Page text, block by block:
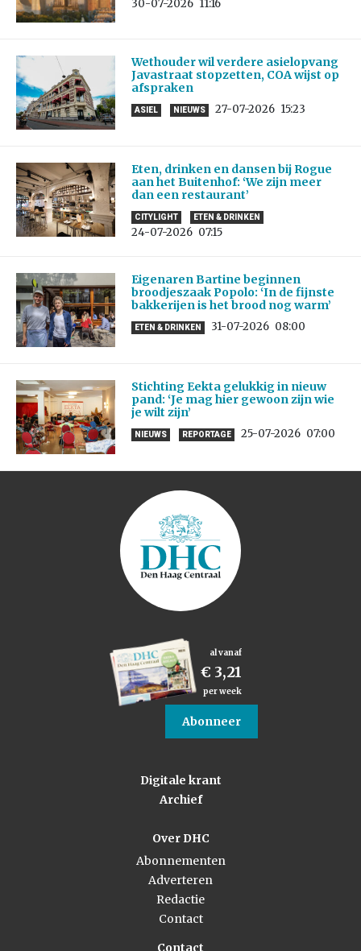
30-07-2026 11:16
Wethouder wil verdere asielopvang
Javastraat stopzetten, COA wijst op
afspraken
ASIEL NIEUWS 27-07-2026 15:23
Eten, drinken en dansen bij Rogue
aan het Buitenhof: ‘We zijn meer
dan een restaurant’
CITYLIGHT ETEN & DRINKEN
24-07-2026 07:15
Eigenaren Bartine beginnen
broodjeszaak Popolo: ‘In de fijnste
bakkerijen is het brood nog warm’
ETEN & DRINKEN 31-07-2026 08:00
Stichting Eekta gelukkig in nieuw
pand: ‘Je mag hier gewoon zijn wie
je wilt zijn’
NIEUWS REPORTAGE 25-07-2026 07:00
al vanaf
€ 3,21
per week
Abonneer
Digitale krant
Archief
Over DHC
Abonnementen
Adverteren
Redactie
Contact
Contact